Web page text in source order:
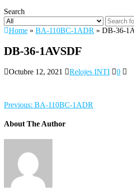
Search
Home » BA-110BC-1ADR » DB-36-
DB-36-1AVSDF
Octubre 12, 2021 Relojes INTI 0
Previous: BA-110BC-1ADR
About The Author